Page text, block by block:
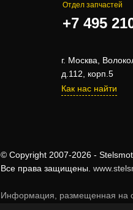
Отдел запчастей
+7 495
г. Москва,
д.112, корп.5
Как нас найти
© Copyright 2007-2026 -
Все права защищены.
Информация, размещенная на